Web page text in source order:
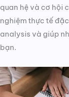
quan hệ và cơ hội
nghiệm thực tế
analysis và giúp
bạn.